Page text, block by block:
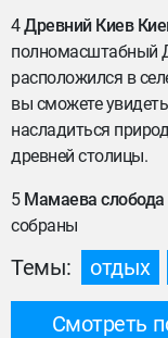
4Древний Киев
полномасштабный
расположился в
вы сможете
насладиться
древней столицы.
5 Мамаева слобода
собраны
Темы: отдых
Смотреть